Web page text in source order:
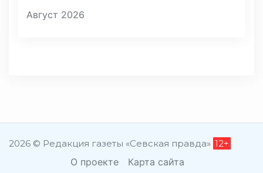
Август 2026
2026 © Редакция газеты «Севская правда» 12+
О проекте Карта сайта